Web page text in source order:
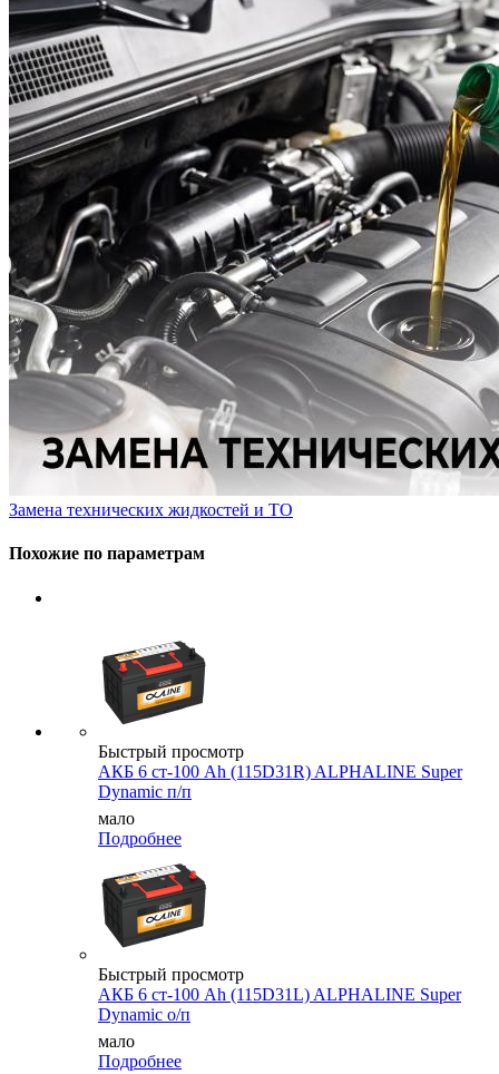
Замена технических жидкостей и ТО
Похожие по параметрам
Быстрый просмотр
АКБ 6 ст-100 Ah (115D31R) ALPHALINE Super
Dynamic п/п
мало
Подробнее
Быстрый просмотр
АКБ 6 ст-100 Ah (115D31L) ALPHALINE Super
Dynamic о/п
мало
Подробнее